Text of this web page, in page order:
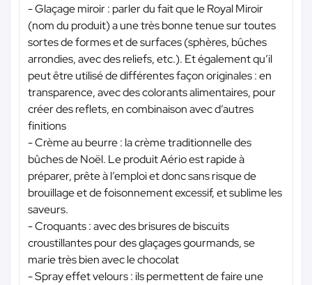
- Glaçage miroir : parler du fait que le Royal Miroir
(nom du produit) a une très bonne tenue sur toutes
sortes de formes et de surfaces (sphères, bûches
arrondies, avec des reliefs, etc.). Et également qu’il
peut être utilisé de différentes façon originales : en
transparence, avec des colorants alimentaires, pour
créer des reflets, en combinaison avec d’autres
finitions
- Crème au beurre : la crème traditionnelle des
bûches de Noël. Le produit Aério est rapide à
préparer, prête à l’emploi et donc sans risque de
brouillage et de foisonnement excessif, et sublime les
saveurs.
- Croquants : avec des brisures de biscuits
croustillantes pour des glaçages gourmands, se
marie très bien avec le chocolat
- Spray effet velours : ils permettent de faire une